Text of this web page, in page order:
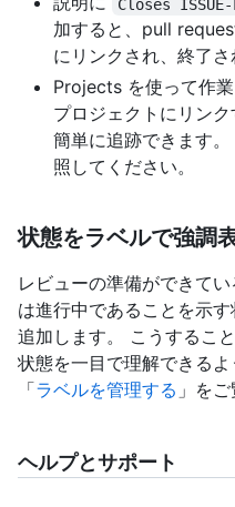
Closes ISSUE-
加すると、pull
にリンクされ、終了さ
Projects を使って作
プロジェクトにリン
簡単に追跡できます。
照してください。
状態をラベルで強調
レビューの準備ができて
は進行中であることを示
追加します。 こうするこ
状態を一目で理解できるよ
「ラベルを管理する 」を
ヘルプとサポート